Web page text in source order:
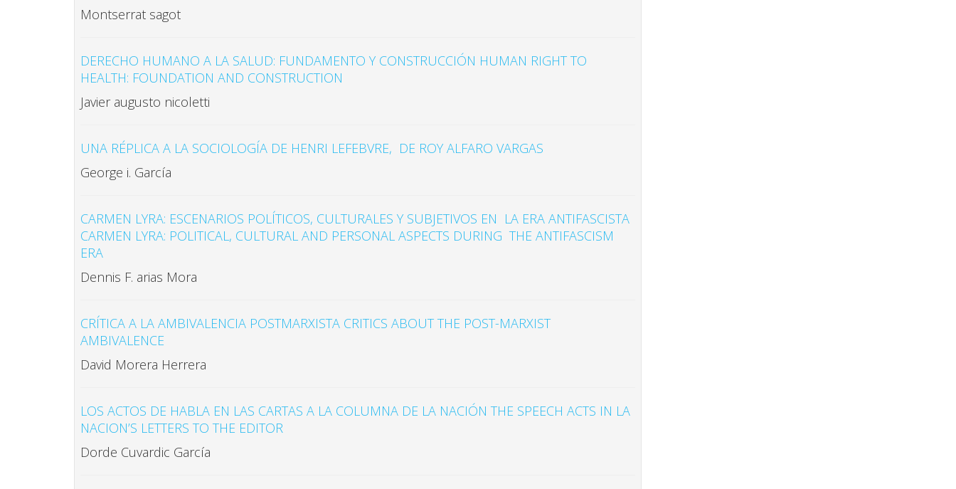
Montserrat sagot
DERECHO HUMANO A LA SALUD: FUNDAMENTO Y CONSTRUCCIÓN HUMAN RIGHT TO
HEALTH: FOUNDATION AND CONSTRUCTION
Javier augusto nicoletti
UNA RÉPLICA A LA SOCIOLOGÍA DE HENRI LEFEBVRE, DE ROY ALFARO VARGAS
George i. García
CARMEN LYRA: ESCENARIOS POLÍTICOS, CULTURALES Y SUBJETIVOS EN LA ERA ANTIFASCISTA
CARMEN LYRA: POLITICAL, CULTURAL AND PERSONAL ASPECTS DURING THE ANTIFASCISM
ERA
Dennis F. arias Mora
CRÍTICA A LA AMBIVALENCIA POSTMARXISTA CRITICS ABOUT THE POST-MARXIST
AMBIVALENCE
David Morera Herrera
LOS ACTOS DE HABLA EN LAS CARTAS A LA COLUMNA DE LA NACIÓN THE SPEECH ACTS IN LA
NACION’S LETTERS TO THE EDITOR
Dorde Cuvardic García